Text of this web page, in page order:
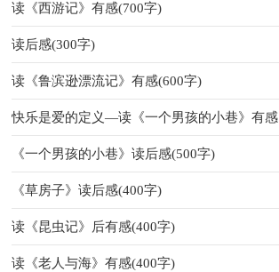
读《西游记》有感(700字)
读后感(300字)
读《鲁滨逊漂流记》有感(600字)
快乐是爱的定义—读《一个男孩的小巷》有感
《一个男孩的小巷》读后感(500字)
《草房子》读后感(400字)
读《昆虫记》后有感(400字)
读《老人与海》有感(400字)